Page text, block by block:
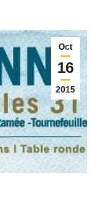
Oct
16
2015